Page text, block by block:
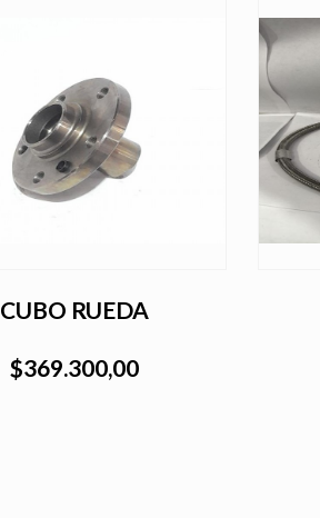
CUBO RUEDA
$369.300,00